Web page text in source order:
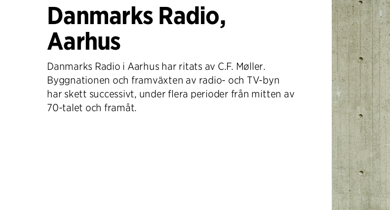
Danmarks Radio,
Aarhus
Danmarks Radio i Aarhus har ritats av C.F. Møller.
Byggnationen och framväxten av radio- och TV-byn
har skett successivt, under flera perioder från mitten av
70-talet och framåt.